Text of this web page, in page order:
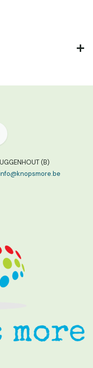
(B)